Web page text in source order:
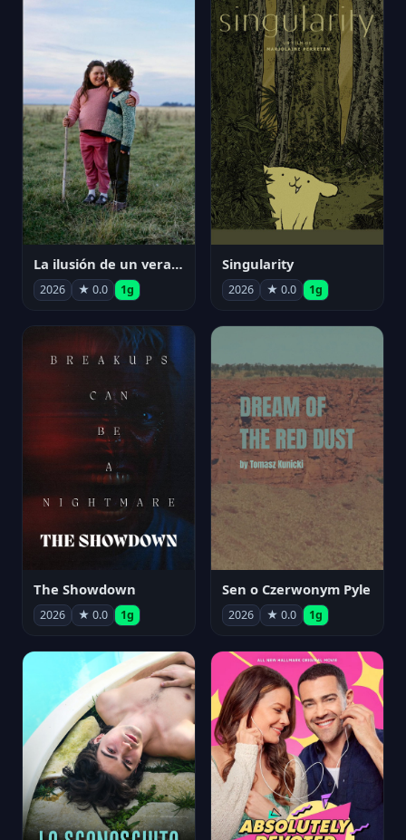
La ilusión de un verano sin fin
2026 ★ 0.0 1g
Singularity
2026 ★ 0.0 1g
The Showdown
2026 ★ 0.0 1g
Sen o Czerwonym Pyle
2026 ★ 0.0 1g